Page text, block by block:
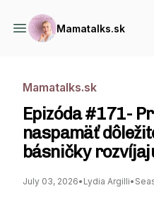
Mamatalks.sk
Mamatalks.sk
Epizóda #171-
naspamäť
básničky
July 03, 2026• Lydia Argilli•